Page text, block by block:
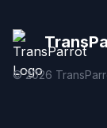
©2026